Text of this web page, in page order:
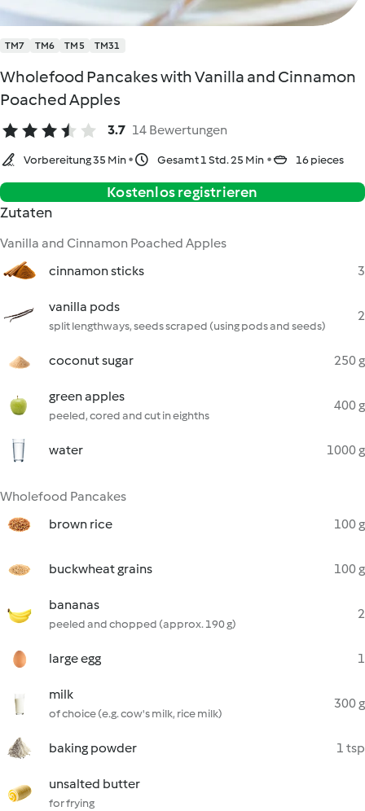
TM7 TM6 TM5 TM31
Wholefood Pancakes with Vanilla and Cinnamon
Poached Apples
3.7 14 Bewertungen
Vorbereitung 35 Min Gesamt 1 Std. 25 Min 16 pieces
Kostenlos registrieren
Zutaten
Vanilla and Cinnamon Poached Apples
cinnamon sticks
3
vanilla pods
split lengthways, seeds scraped (using pods and seeds)
2
coconut sugar 250 g
green apples
peeled, cored and cut in eighths
400 g
water 1000 g
Wholefood Pancakes
brown rice
100 g
buckwheat grains 100 g
bananas
peeled and chopped (approx. 190 g)
2
large egg 1
milk
of choice (e.g. cow's milk, rice milk)
300 g
baking powder 1 tsp
unsalted butter
for frying